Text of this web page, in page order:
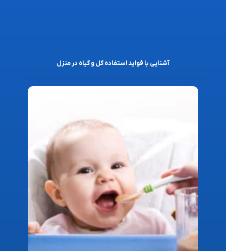
آشنایی با فواید استفاده گل و گیاه در منزل